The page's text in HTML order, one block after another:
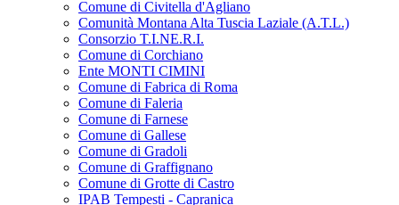
Comune di Civitella d'Agliano
Comunità Montana Alta Tuscia Laziale (A.T.L.)
Consorzio T.I.NE.R.I.
Comune di Corchiano
Ente MONTI CIMINI
Comune di Fabrica di Roma
Comune di Faleria
Comune di Farnese
Comune di Gallese
Comune di Gradoli
Comune di Graffignano
Comune di Grotte di Castro
IPAB Tempesti - Capranica